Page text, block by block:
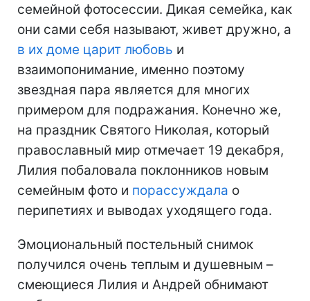
семейной фотосессии. Дикая семейка, как
они сами себя называют, живет дружно, а
в их доме царит любовь и
взаимопонимание, именно поэтому
звездная пара является для многих
примером для подражания. Конечно же,
на праздник Святого Николая, который
православный мир отмечает 19 декабря,
Лилия побаловала поклонников новым
семейным фото и порассуждала о
перипетиях и выводах уходящего года.
Эмоциональный постельный снимок
получился очень теплым и душевным –
смеющиеся Лилия и Андрей обнимают